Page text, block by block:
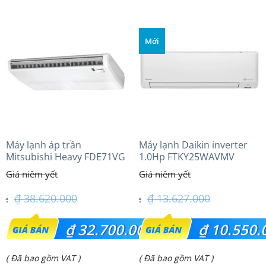
₫ 56.300.000.
₫ 28.350.000.
Máy lạnh áp trần
Mitsubishi Heavy FDE71VG
(3.0Hp) Tiêu chuẩn
₫38.620.000
Giá
gốc
là:
₫32.700.000
Giá
( Đã bao gồm VAT )
Mới
Máy lạnh Daikin inverter
1.0Hp FTKY25WAVMV
₫13.627.000
Giá
gốc
là:
₫
Giá
( Đã bao gồm VAT )